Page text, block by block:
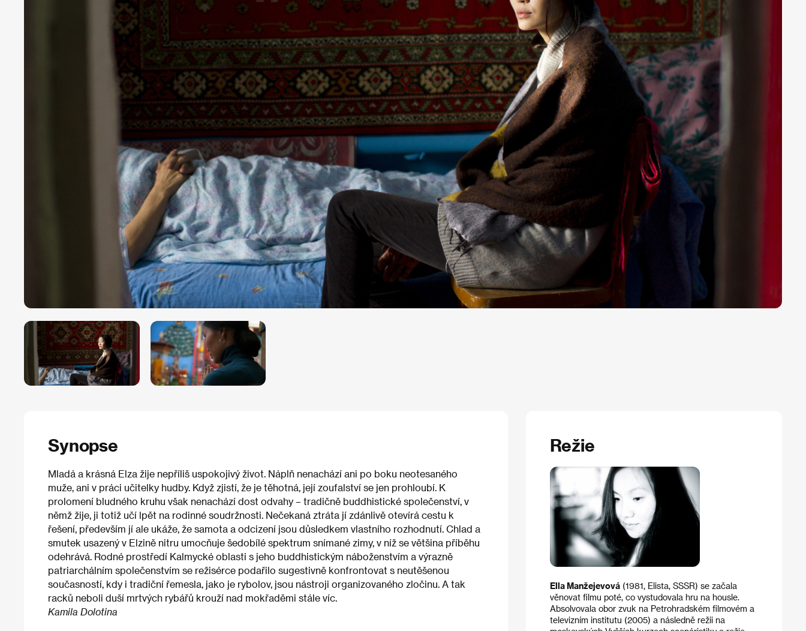
Synopse
Mladá a krásná Elza žije nepříliš uspokojivý život. Náplň nenachází ani po boku neotesaného
muže, ani v práci učitelky hudby. Když zjistí, že je těhotná, její zoufalství se jen prohloubí. K
prolomení bludného kruhu však nenachází dost odvahy – tradičně buddhistické společenství, v
němž žije, ji totiž učí lpět na rodinné soudržnosti. Nečekaná ztráta jí zdánlivě otevírá cestu k
řešení, především jí ale ukáže, že samota a odcizení jsou důsledkem vlastního rozhodnutí. Chlad a
smutek usazený v Elzině nitru umocňuje šedobílé spektrum snímané zimy, v níž se většina příběhu
odehrává. Rodné prostředí Kalmycké oblasti s jeho buddhistickým náboženstvím a výrazně
patriarchálním společenstvím se režisérce podařilo sugestivně konfrontovat s neutěšenou
současností, kdy i tradiční řemesla, jako je rybolov, jsou nástroji organizovaného zločinu. A tak
racků neboli duší mrtvých rybářů krouží nad mokřaděmi stále víc.
Kamila Dolotina
Režie
Ella Manžejevová(1981, Elista, SSSR) se začala
věnovat filmu poté, co vystudovala hru na housle.
Absolvovala obor zvuk na Petrohradském filmovém a
televizním institutu (2005) a následně režii na